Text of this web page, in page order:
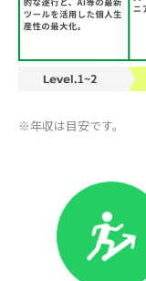
※年収は目安です。